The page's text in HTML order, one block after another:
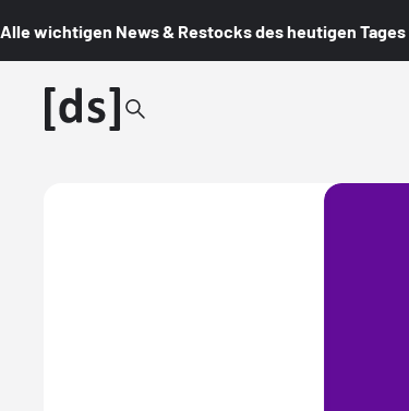
Alle wichtigen News & Restocks des heutigen Tages